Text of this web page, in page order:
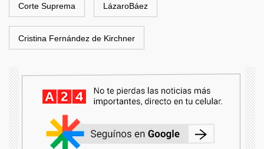
Corte Suprema LázaroBáez
Cristina Fernández de Kirchner